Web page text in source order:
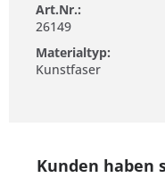
Art.Nr.:
26149
Materialtyp:
Kunstfaser
Kunden haben